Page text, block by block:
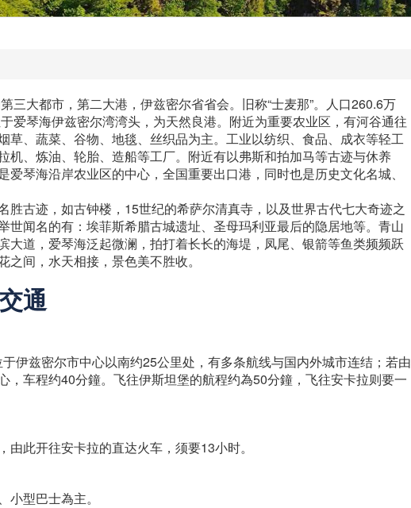
大都市，第二大港，伊兹密尔省省会。旧称“士麦那”。人口260.6万
爱琴海伊兹密尔湾湾头，为天然良港。附近为重要农业区，有河谷通往
草、蔬菜、谷物、地毯、丝织品为主。工业以纺织、食品、成衣等轻工
机、炼油、轮胎、造船等工厂。附近有以弗斯和拍加马等古迹与休养
爱琴海沿岸农业区的中心，全国重要出口港，同时也是历史文化名城、
古迹，如古钟楼，15世纪的希萨尔清真寺，以及世界古代七大奇迹之
世闻名的有：埃菲斯希腊古城遗址、圣母玛利亚最后的隐居地等。青山
大道，爱琴海泛起微澜，拍打着长长的海堤，凤尾、银箭等鱼类频频跃
间，水天相接，景色美不胜收。
通
伊兹密尔市中心以南约25公里处，有多条航线与国内外城市连结；若由
，车程约40分鐘。飞往伊斯坦堡的航程约為50分鐘，飞往安卡拉则要一
此开往安卡拉的直达火车，须要13小时。
型巴士為主。